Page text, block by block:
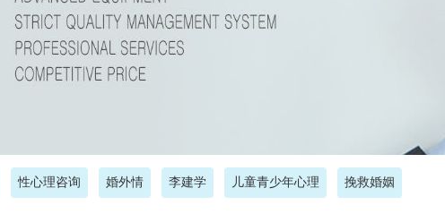
性心理咨询 婚外情 李建学 儿童青少年心理 挽救婚姻